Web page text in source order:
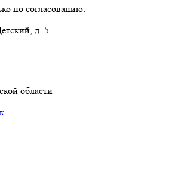
по согласованию:
д. 5
области